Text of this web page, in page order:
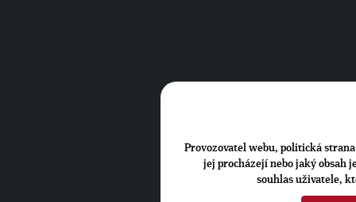
Provozovatel webu, politická
jej procházejí nebo jaký obsah
souhlas uživatele,